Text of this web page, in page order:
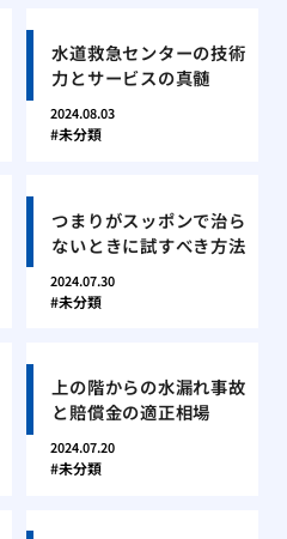
水道救急センターの技術
力とサービスの真髄
2024.08.03
未分類
つまりがスッポンで治ら
ないときに試すべき方法
2024.07.30
未分類
上の階からの水漏れ事故
と賠償金の適正相場
2024.07.20
未分類